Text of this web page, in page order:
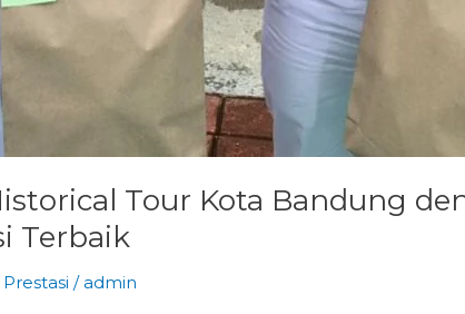
Tour Kota Bandung
Terbaik
Prestasi /admin